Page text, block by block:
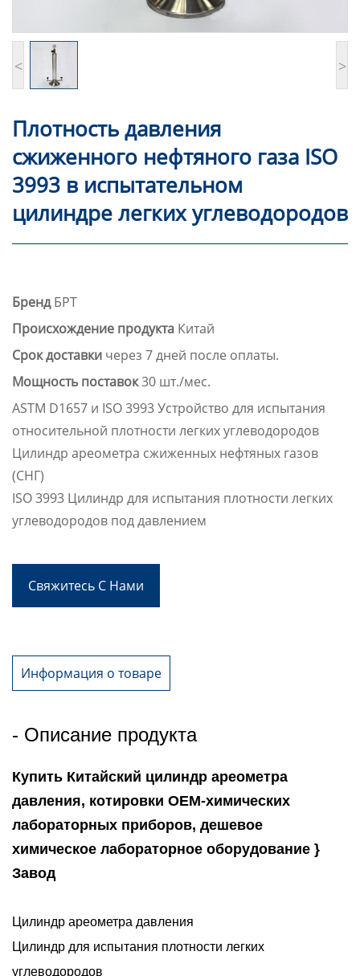
< >
Плотность давления
сжиженного нефтяного газа ISO
3993 в испытательном
цилиндре легких углеводородов
БрендБРТ
Происхождение продукта Китай
Срок доставки через 7 дней после оплаты.
Мощность поставок30 шт./мес.
ASTM D1657 и ISO 3993 Устройство для испытания
относительной плотности легких углеводородов
Цилиндр ареометра сжиженных нефтяных газов
(СНГ)
ISO 3993 Цилиндр для испытания плотности легких
углеводородов под давлением
Свяжитесь С Нами
Информация о товаре
- Описание продукта
Купить Китайский цилиндр ареометра
давления, котировки OEM-химических
лабораторных приборов, дешевое
химическое лабораторное оборудование }
Завод
Цилиндр ареометра давления
Цилиндр для испытания плотности легких
углеводородов